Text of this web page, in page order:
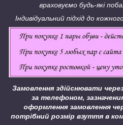
враховуємо будь-які
Індивідуальний підхід до
Замовлення здійснювати
за телефоном,
оформлення замовлення
потрібний розмір взуття в